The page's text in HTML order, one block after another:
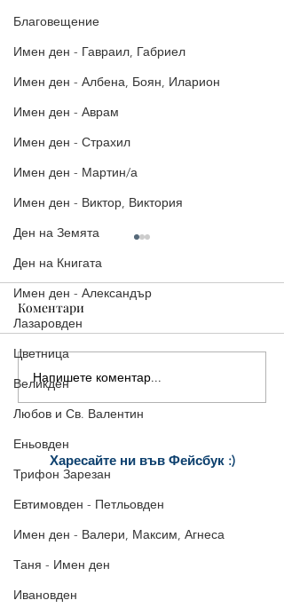
Благовещение
Имен ден - Гавраил, Габриел
Имен ден - Албена, Боян, Иларион
Имен ден - Аврам
Имен ден - Страхил
Имен ден - Мартин/а
Имен ден - Виктор, Виктория
Ден на Земята
Ден на Книгата
Имен ден - Александър
Лазаровден
Цветница
Великден
Любов и Св. Валентин
Еньовден
Трифон Зарезан
Евтимовден - Петльовден
Имен ден - Валери, Максим, Агнеса
Таня - Имен ден
Ивановден
16-ти ноември - Матей,
Матея
Коментари
Напишете коментар...
Харесайте ни във Фейсбук :)
за още много
БЛАГОДАРИМ!